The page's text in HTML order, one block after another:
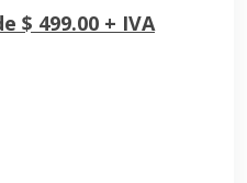
$ 499.00 + IVA